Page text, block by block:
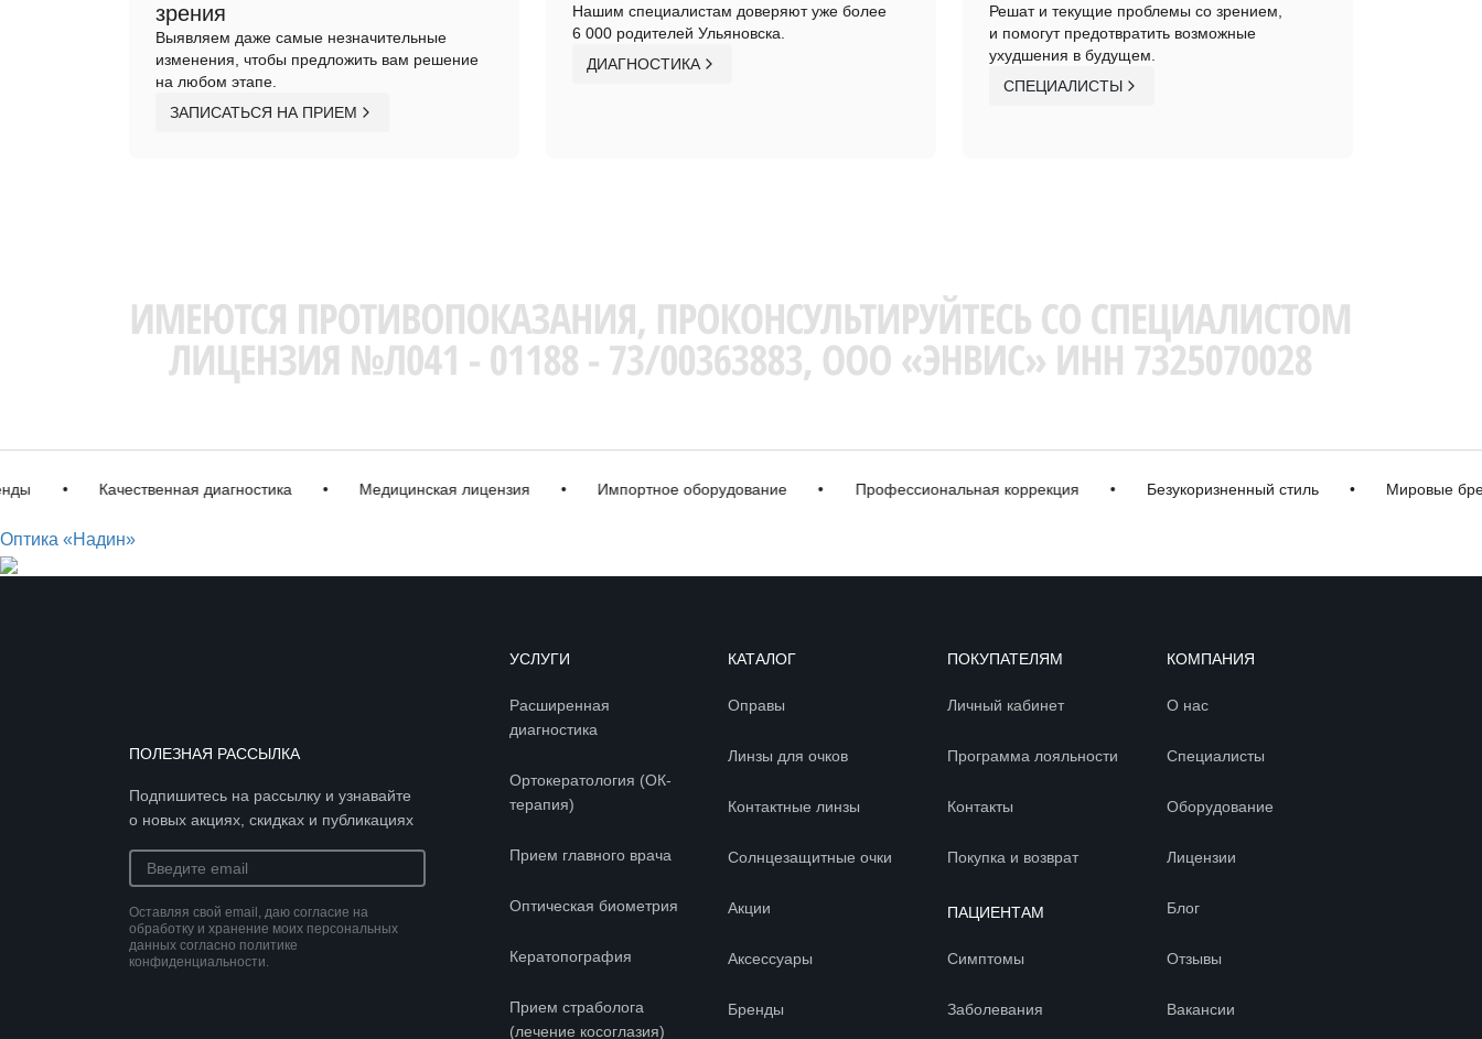
зрения
Выявляем даже самые незначительные
изменения, чтобы предложить вам решение
на любом этапе.
ЗАПИСАТЬСЯ НА ПРИЕМ
Нашим специалистам доверяют уже более
6 000 родителей Ульяновска.
ДИАГНОСТИКА
Решат и текущие проблемы со зрением,
и помогут предотвратить возможные
ухудшения в будущем.
СПЕЦИАЛИСТЫ
• Качественная диагностика • Медицинская лицензия • Импортное оборудование • Профессиональная коррекция • Безукоризненный стиль • Мировые бренды
Оптика «Надин»
ПОЛЕЗНАЯ РАССЫЛКА
Подпишитесь на рассылку и узнавайте
о новых акциях, скидках и публикациях
Оставляя свой email, даю согласие на
обработку и хранение моих персональных
данных согласно политике
конфиденциальности.
УСЛУГИ
Расширенная
диагностика
Ортокератология (ОК-
терапия)
Прием главного врача
Оптическая биометрия
Кератопография
Прием страболога
(лечение косоглазия)
КАТАЛОГ
Оправы
Линзы для очков
Контактные линзы
Солнцезащитные очки
Акции
Аксессуары
Бренды
ПОКУПАТЕЛЯМ
Личный кабинет
Программа лояльности
Контакты
Покупка и возврат
ПАЦИЕНТАМ
Симптомы
Заболевания
КОМПАНИЯ
О нас
Специалисты
Оборудование
Лицензии
Блог
Отзывы
Вакансии